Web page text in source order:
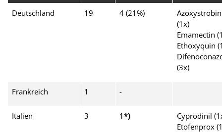
Deutschland 19 4 (21%)
Azoxystrobin
(1x)
Emamectin
Ethoxyquin
(3x)
Frankreich 1 -
Italien 3 1*)
Cyprodinil
Etofenprox